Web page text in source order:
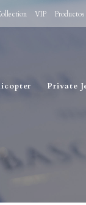
VIP Productos
Private